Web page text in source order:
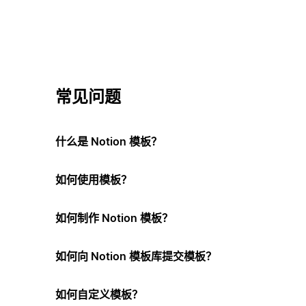
常见问题
什么是 Notion 模板？
如何使用模板？
如何制作 Notion 模板？
如何向 Notion 模板库提交模板？
如何自定义模板？